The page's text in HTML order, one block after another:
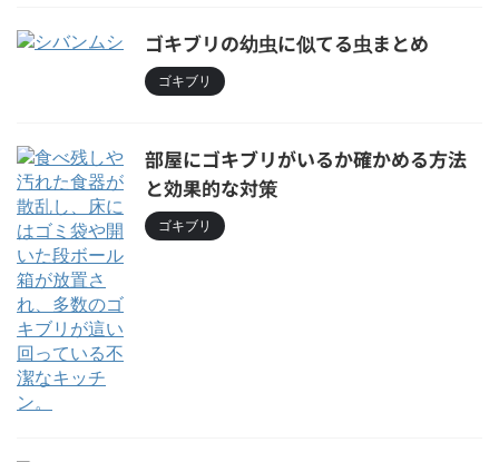
ゴキブリの幼虫に似てる虫まとめ
ゴキブリ
部屋にゴキブリがいるか確かめる方法
と効果的な対策
ゴキブリ